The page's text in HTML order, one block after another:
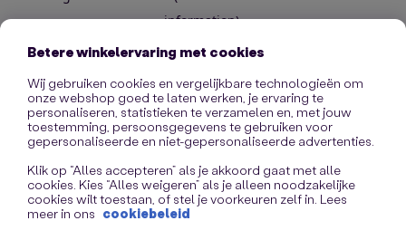
information).
Betere winkelervaring met cookies
Wij gebruiken cookies en vergelijkbare technologieën om
onze webshop goed te laten werken, je ervaring te
personaliseren, statistieken te verzamelen en, met jouw
toestemming, persoonsgegevens te gebruiken voor
gepersonaliseerde en niet-gepersonaliseerde advertenties.
Klik op “Alles accepteren” als je akkoord gaat met alle
cookies. Kies “Alles weigeren” als je alleen noodzakelijke
cookies wilt toestaan, of stel je voorkeuren zelf in. Lees
meer in ons cookiebeleid